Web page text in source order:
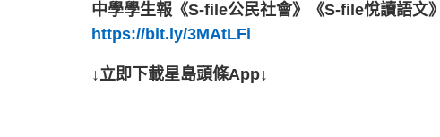
中學學生報《S-file公民社會》《S-file悅讀語文
https://bit.ly/3MAtLFi
↓立即下載星島頭條App↓